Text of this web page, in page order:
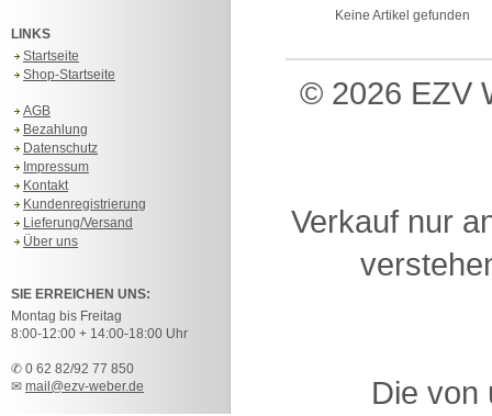
LINKS
Startseite
Shop-Startseite
AGB
Bezahlung
Datenschutz
Impressum
Kontakt
Kundenregistrierung
Lieferung/Versand
Über uns
SIE ERREICHEN UNS:
Montag bis Freitag
8:00-12:00 + 14:00-18:00 Uhr
✆ 0 62 82/92 77 850
✉ mail@ezv-weber.de
Keine Artikel gefunden
© 2026 EZV
Verkauf nur
Die von